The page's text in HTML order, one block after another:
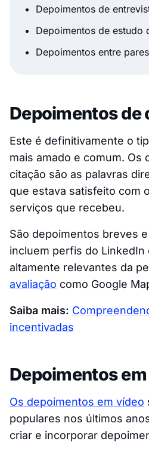
Depoimentos de
Depoimentos de estudo
Depoimentos entre pares
Depoimentos de
Este é definitivamente o
mais amado e comum. Os
citação são as palavras
que estava satisfeito com
serviços que recebeu.
São depoimentos breves
incluem perfis do
altamente relevantes da
avaliação como Google
Saiba mais:
incentivadas
Depoimentos
Os depoimentos em vídeo
populares nos últimos
criar e incorporar